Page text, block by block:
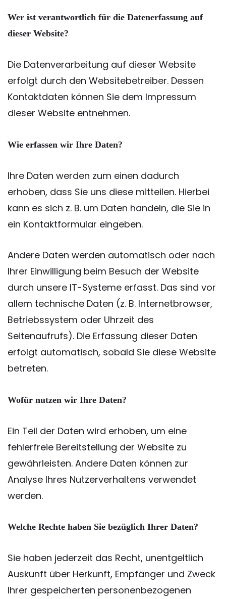
Wer ist verantwortlich für die Datenerfassung auf
dieser Website?
Die Datenverarbeitung auf dieser Website
erfolgt durch den Websitebetreiber. Dessen
Kontaktdaten können Sie dem Impressum
dieser Website entnehmen.
Wie erfassen wir Ihre Daten?
Ihre Daten werden zum einen dadurch
erhoben, dass Sie uns diese mitteilen. Hierbei
kann es sich z. B. um Daten handeln, die Sie in
ein Kontaktformular eingeben.
Andere Daten werden automatisch oder nach
Ihrer Einwilligung beim Besuch der Website
durch unsere IT-Systeme erfasst. Das sind vor
allem technische Daten (z. B. Internetbrowser,
Betriebssystem oder Uhrzeit des
Seitenaufrufs). Die Erfassung dieser Daten
erfolgt automatisch, sobald Sie diese Website
betreten.
Wofür nutzen wir Ihre Daten?
Ein Teil der Daten wird erhoben, um eine
fehlerfreie Bereitstellung der Website zu
gewährleisten. Andere Daten können zur
Analyse Ihres Nutzerverhaltens verwendet
werden.
Welche Rechte haben Sie bezüglich Ihrer Daten?
Sie haben jederzeit das Recht, unentgeltlich
Auskunft über Herkunft, Empfänger und Zweck
Ihrer gespeicherten personenbezogenen